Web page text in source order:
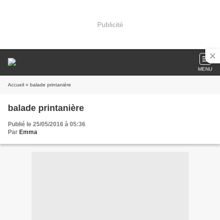
Publicité
MENU
Accueil » balade printanière
balade printanière
Publié le 25/05/2016 à 05:36
Par Emma